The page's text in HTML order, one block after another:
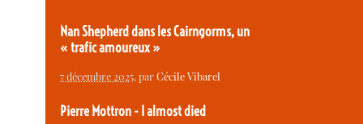
Nan Shepherd dans les Cairngorms, un
« trafic amoureux »
7 décembre 2025, parCécile Vibarel
Pierre Mottron - I almost died